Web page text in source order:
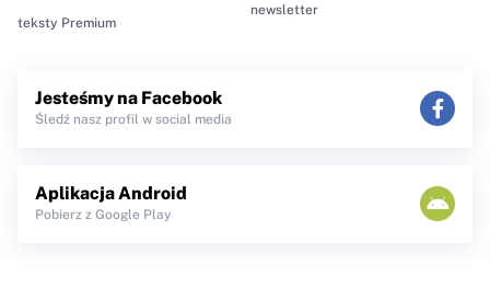
teksty Premium
newsletter
Jesteśmy na Facebook
Śledź nasz profil w social media
Aplikacja Android
Pobierz z Google Play